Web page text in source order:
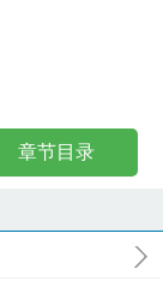
章节目录